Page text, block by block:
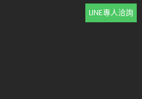
LINE專人洽詢